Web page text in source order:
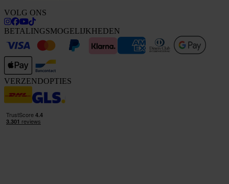
VOLG ONS
BETALINGSMOGELIJKHEDEN
VERZENDOPTIES